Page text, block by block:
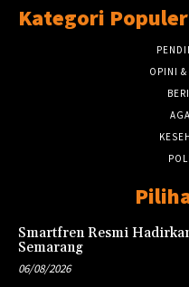
Kategori Populer
OPINI &
Smartfren Resmi
Semarang
06/08/2026